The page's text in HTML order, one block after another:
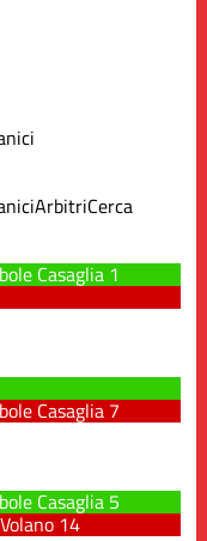
ArbitriCerca
Casaglia 1
Casaglia 7
Casaglia 5
14